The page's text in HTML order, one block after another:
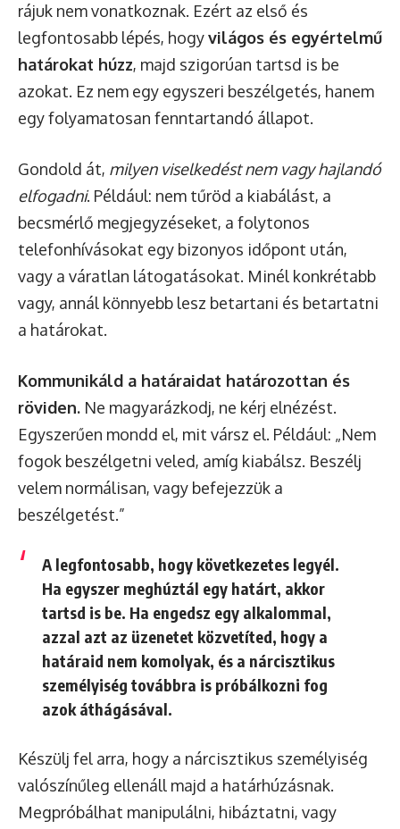
rájuk nem vonatkoznak. Ezért az első és
legfontosabb lépés, hogyvilágos és egyértelmű
határokat húzz, majd szigorúan tartsd is be
azokat. Ez nem egy egyszeri beszélgetés, hanem
egy folyamatosan fenntartandó állapot.
Gondold át, milyen viselkedést nem vagy hajlandó
elfogadni. Például: nem tűröd a kiabálást, a
becsmérlő megjegyzéseket, a folytonos
telefonhívásokat egy bizonyos időpont után,
vagy a váratlan látogatásokat. Minél konkrétabb
vagy, annál könnyebb lesz betartani és betartatni
a határokat.
Kommunikáld a határaidat határozottan és
röviden. Ne magyarázkodj, ne kérj elnézést.
Egyszerűen mondd el, mit vársz el. Például: „Nem
fogok beszélgetni veled, amíg kiabálsz. Beszélj
velem normálisan, vagy befejezzük a
beszélgetést.”
A legfontosabb, hogy következetes legyél.
Ha egyszer meghúztál egy határt, akkor
tartsd is be. Ha engedsz egy alkalommal,
azzal azt az üzenetet közvetíted, hogy a
határaid nem komolyak, és a nárcisztikus
személyiség továbbra is próbálkozni fog
azok áthágásával.
Készülj fel arra, hogy a nárcisztikus személyiség
valószínűleg ellenáll majd a határhúzásnak.
Megpróbálhat manipulálni, hibáztatni, vagy